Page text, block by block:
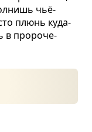
чьё-
плюнь куда-
в про­ро­че­